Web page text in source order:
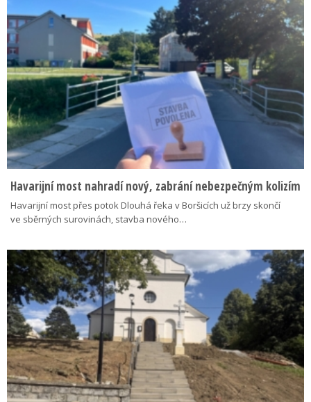
Havarijní most nahradí nový, zabrání nebezpečným kolizím
Havarijní most přes potok Dlouhá řeka v Boršicích už brzy skončí
ve sběrných surovinách, stavba nového…